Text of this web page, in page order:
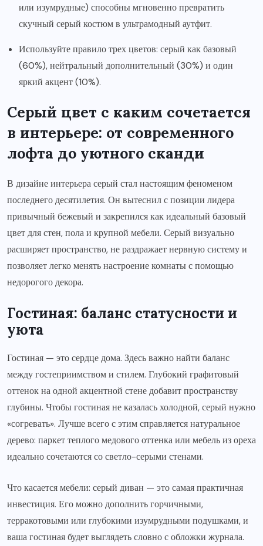
или изумрудные) способны мгновенно превратить
скучный серый костюм в ультрамодный аутфит.
Используйте правило трех цветов: серый как базовый
(60%), нейтральный дополнительный (30%) и один
яркий акцент (10%).
Серый цвет с каким сочетается
в интерьере: от современного
лофта до уютного сканди
В дизайне интерьера серый стал настоящим феноменом
последнего десятилетия. Он вытеснил с позиции лидера
привычный бежевый и закрепился как идеальный базовый
цвет для стен, пола и крупной мебели. Серый визуально
расширяет пространство, не раздражает нервную систему и
позволяет легко менять настроение комнаты с помощью
недорогого декора.
Гостиная: баланс статусности и
уюта
Гостиная — это сердце дома. Здесь важно найти баланс
между гостеприимством и стилем. Глубокий графитовый
оттенок на одной акцентной стене добавит пространству
глубины. Чтобы гостиная не казалась холодной, серый нужно
«согревать». Лучше всего с этим справляется натуральное
дерево: паркет теплого медового оттенка или мебель из ореха
идеально сочетаются со светло-серыми стенами.
Что касается мебели: серый диван — это самая практичная
инвестиция. Его можно дополнить горчичными,
терракотовыми или глубокими изумрудными подушками, и
ваша гостиная будет выглядеть словно с обложки журнала.